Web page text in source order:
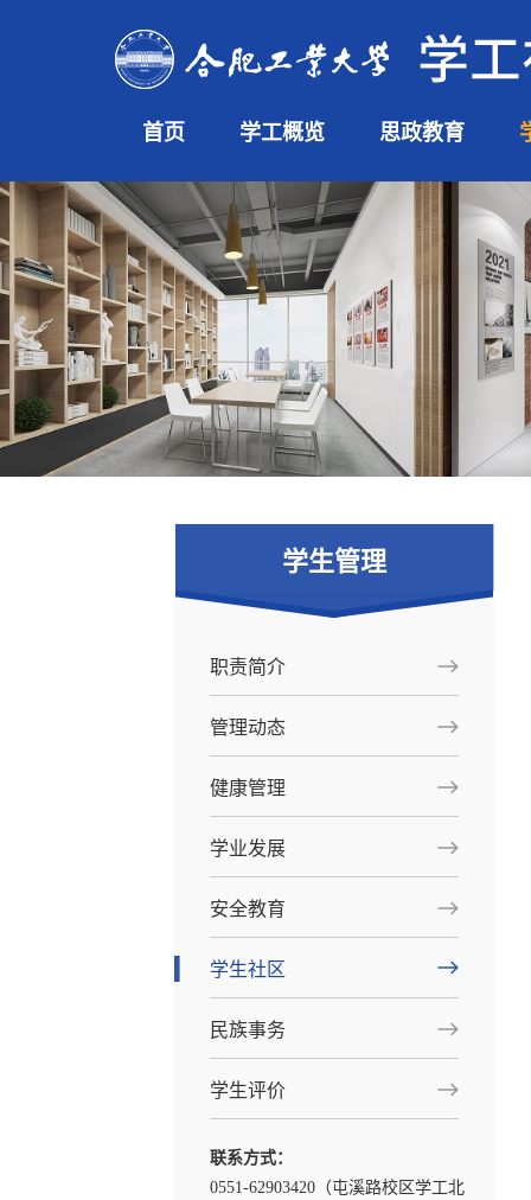
首页 学工概览 思政教育
学生管理
职责简介
管理动态
健康管理
学业发展
安全教育
学生社区
民族事务
学生评价
联系方式：
0551-62903420（屯溪路校区学工北